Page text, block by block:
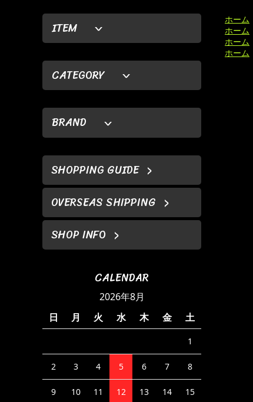
ITEM
CATEGORY
BRAND
SHOPPING GUIDE
OVERSEAS SHIPPING
SHOP INFO
CALENDAR
2026年8月
日
月 火 水 木 金 土
1
2 3 4 5 6 7 8
9 10 11 12 13 14 15
ホーム
ホーム
ホーム
ホーム